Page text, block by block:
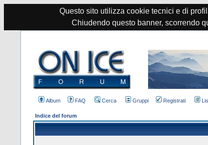
Questo sito utilizza cookie tecnici e di
Chiudendo questo banner, scorrendo
Album FAQ Cerca Gruppi Registrati
Indice del forum